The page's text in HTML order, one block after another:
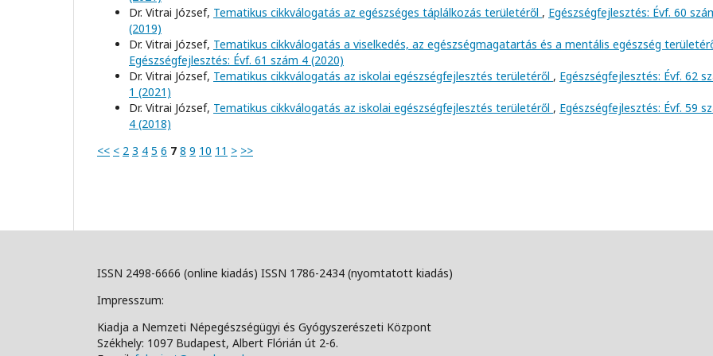
Dr. Vitrai József, Tematikus cikkválogatás az egészséges táplálkozás területéről , Egészségfejlesztés: Évf. 60
(2019)
Dr. Vitrai József, Tematikus cikkválogatás a viselkedés, az egészségmagatartás és a mentális egészség
Egészségfejlesztés: Évf. 61 szám 4 (2020)
Dr. Vitrai József, Tematikus cikkválogatás az iskolai egészségfejlesztés területéről , Egészségfejlesztés: Évf. 62
1 (2021)
Dr. Vitrai József, Tematikus cikkválogatás az iskolai egészségfejlesztés területéről , Egészségfejlesztés: Évf. 59
4 (2018)
<< < 2 3 4 5 6 7 8 9 10 11 > >>
ISSN 2498-6666 (online kiadás) ISSN 1786-2434 (nyomtatott kiadás)
Impresszum:
Kiadja a Nemzeti Népegészségügyi és Gyógyszerészeti Központ
Székhely: 1097 Budapest, Albert Flórián út 2-6.